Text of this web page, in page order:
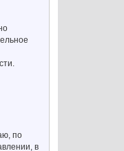
по
в